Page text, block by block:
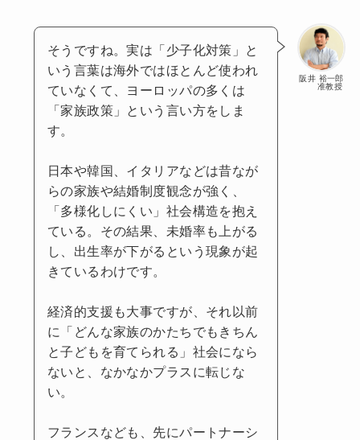
阪井 裕一郎
准教授
そうですね。実は「少子化対策」と
いう言葉は海外ではほとんど使われ
ていなくて、ヨーロッパの多くは
「家族政策」という言い方をしま
す。
日本や韓国、イタリアなどは昔なが
らの家族や結婚制度観念が強く、
「多様化しにくい」社会構造を抱え
ている。その結果、未婚率も上がる
し、出生率が下がるという現象が起
きているわけです。
経済的支援も大事ですが、それ以前
に「どんな家族のかたちでもきちん
と子どもを育てられる」社会になら
ないと、なかなかプラスに転じな
い。
フランスなども、先にパートナーシ